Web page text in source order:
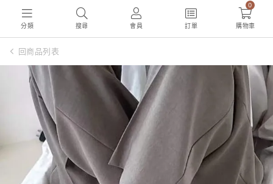
分類 搜尋 會員 訂單
0
購物車
回商品列表